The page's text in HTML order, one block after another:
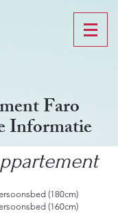
Faro
Informatie
(180cm)
(160cm)